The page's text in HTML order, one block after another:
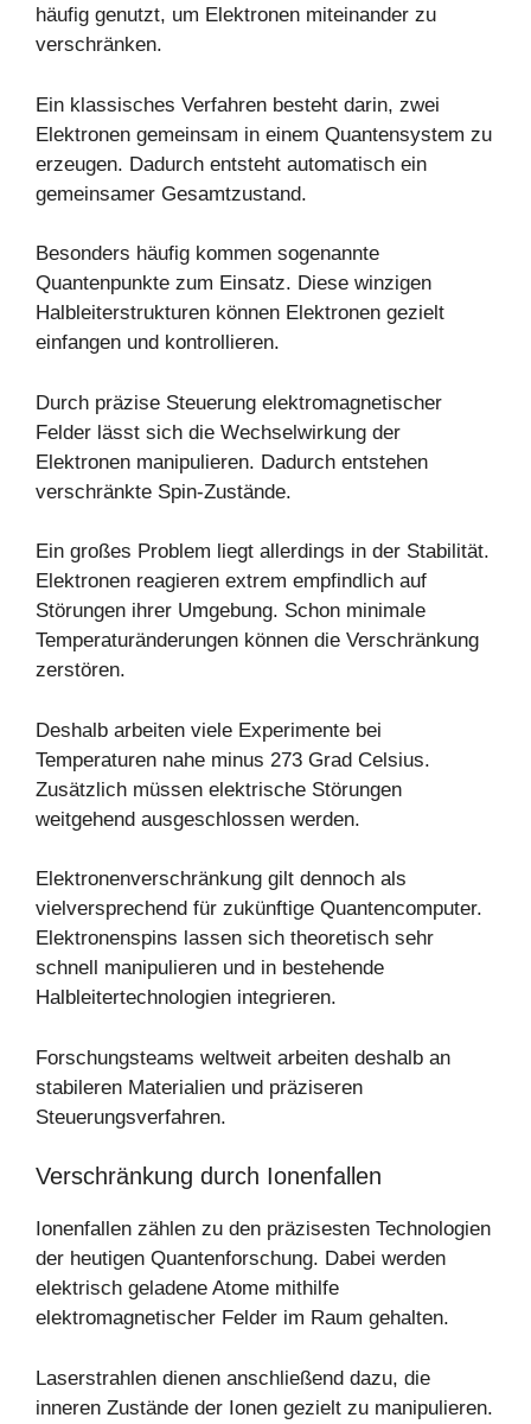
häufig genutzt, um Elektronen miteinander zu
verschränken.
Ein klassisches Verfahren besteht darin, zwei
Elektronen gemeinsam in einem Quantensystem zu
erzeugen. Dadurch entsteht automatisch ein
gemeinsamer Gesamtzustand.
Besonders häufig kommen sogenannte
Quantenpunkte zum Einsatz. Diese winzigen
Halbleiterstrukturen können Elektronen gezielt
einfangen und kontrollieren.
Durch präzise Steuerung elektromagnetischer
Felder lässt sich die Wechselwirkung der
Elektronen manipulieren. Dadurch entstehen
verschränkte Spin-Zustände.
Ein großes Problem liegt allerdings in der Stabilität.
Elektronen reagieren extrem empfindlich auf
Störungen ihrer Umgebung. Schon minimale
Temperaturänderungen können die Verschränkung
zerstören.
Deshalb arbeiten viele Experimente bei
Temperaturen nahe minus 273 Grad Celsius.
Zusätzlich müssen elektrische Störungen
weitgehend ausgeschlossen werden.
Elektronenverschränkung gilt dennoch als
vielversprechend für zukünftige Quantencomputer.
Elektronenspins lassen sich theoretisch sehr
schnell manipulieren und in bestehende
Halbleitertechnologien integrieren.
Forschungsteams weltweit arbeiten deshalb an
stabileren Materialien und präziseren
Steuerungsverfahren.
Verschränkung durch Ionenfallen
Ionenfallen zählen zu den präzisesten Technologien
der heutigen Quantenforschung. Dabei werden
elektrisch geladene Atome mithilfe
elektromagnetischer Felder im Raum gehalten.
Laserstrahlen dienen anschließend dazu, die
inneren Zustände der Ionen gezielt zu manipulieren.